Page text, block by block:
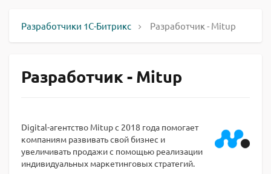
Разработчики 1С-Битрикс Разработчик - Mitup
Разработчик - Mitup
Digital-агентство Mitup с 2018 года помогает
компаниям развивать свой бизнес и
увеличивать продажи с помощью реализации
индивидуальных маркетинговых стратегий.